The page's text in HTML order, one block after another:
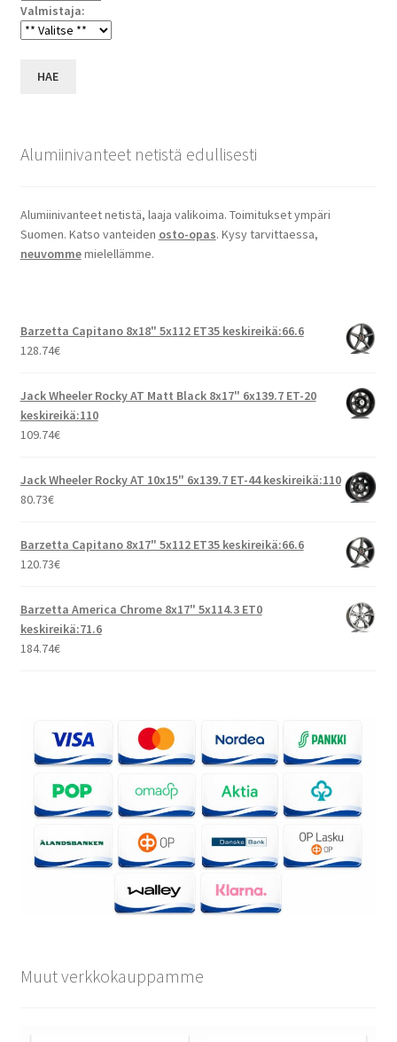
Valmistaja:
HAE
Alumiinivanteet netistä edullisesti
Alumiinivanteet netistä, laaja valikoima. Toimitukset ympäri
Suomen. Katso vanteiden osto-opas. Kysy tarvittaessa,
neuvommemielellämme.
Barzetta Capitano 8x18" 5x112 ET35 keskireikä:66.6
128.74€
Jack Wheeler Rocky AT Matt Black 8x17" 6x139.7 ET-20
keskireikä:110
109.74€
Jack Wheeler Rocky AT 10x15" 6x139.7 ET-44 keskireikä:110
80.73€
Barzetta Capitano 8x17" 5x112 ET35 keskireikä:66.6
120.73€
Barzetta America Chrome 8x17" 5x114.3 ET0
keskireikä:71.6
184.74€
Muut verkkokauppamme